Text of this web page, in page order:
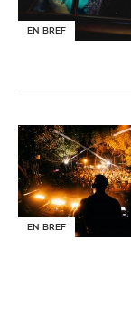
EN BREF
EN BREF